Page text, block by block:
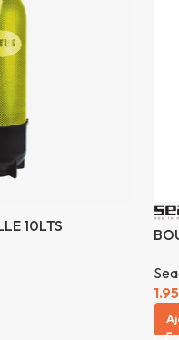
10LTS